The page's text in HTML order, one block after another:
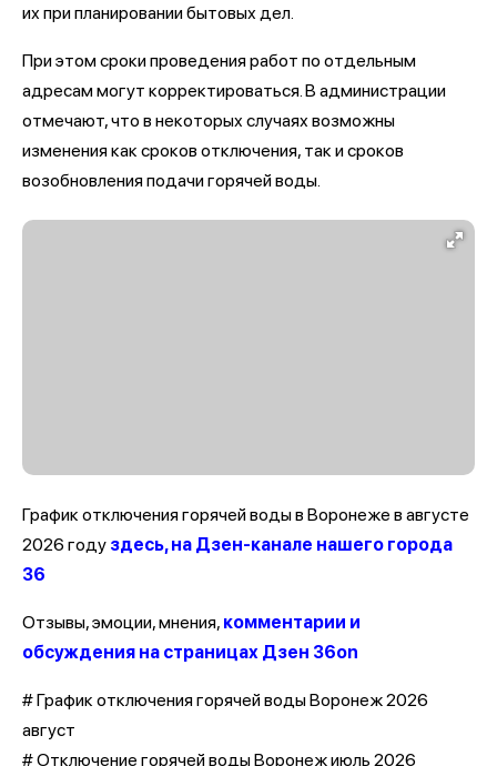
их при планировании бытовых дел.
При этом сроки проведения работ по отдельным
адресам могут корректироваться. В администрации
отмечают, что в некоторых случаях возможны
изменения как сроков отключения, так и сроков
возобновления подачи горячей воды.
График отключения горячей воды в Воронеже в августе
2026 году здесь, на Дзен-канале нашего города
36
Отзывы, эмоции, мнения, комментарии и
обсуждения на страницах Дзен 36on
# График отключения горячей воды Воронеж 2026
август
# Отключение горячей воды Воронеж июль 2026